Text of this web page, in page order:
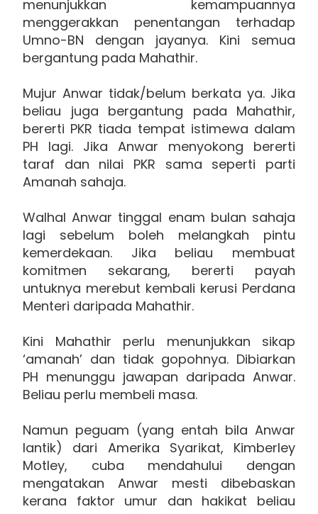
menunjukkan kemampuannya
menggerakkan penentangan terhadap
Umno-BN dengan jayanya. Kini semua
bergantung pada Mahathir.
Mujur Anwar tidak/belum berkata ya. Jika
beliau juga bergantung pada Mahathir,
bererti PKR tiada tempat istimewa dalam
PH lagi. Jika Anwar menyokong bererti
taraf dan nilai PKR sama seperti parti
Amanah sahaja.
Walhal Anwar tinggal enam bulan sahaja
lagi sebelum boleh melangkah pintu
kemerdekaan. Jika beliau membuat
komitmen sekarang, bererti payah
untuknya merebut kembali kerusi Perdana
Menteri daripada Mahathir.
Kini Mahathir perlu menunjukkan sikap
‘amanah’ dan tidak gopohnya. Dibiarkan
PH menunggu jawapan daripada Anwar.
Beliau perlu membeli masa.
Namun peguam (yang entah bila Anwar
lantik) dari Amerika Syarikat, Kimberley
Motley, cuba mendahului dengan
mengatakan Anwar mesti dibebaskan
kerana faktor umur dan hakikat beliau